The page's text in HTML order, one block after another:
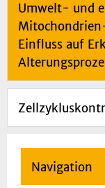
Umwelt- und
Einfluss auf
Navigation